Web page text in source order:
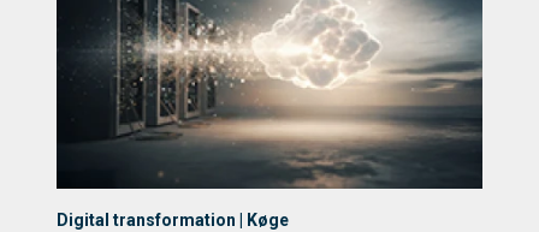
Digital transformation | Køge